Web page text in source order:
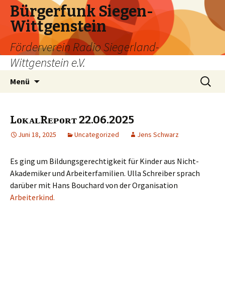
Bürgerfunk Siegen-
Wittgenstein
Förderverein Radio Siegerland-
Wittgenstein e.V.
Menü
Suche
nach:
LᴏᴋᴀʟRᴇᴘᴏʀᴛ 22.06.2025
Juni 18, 2025 Uncategorized Jens Schwarz
Es ging um Bildungsgerechtigkeit für Kinder aus Nicht-
Akademiker und Arbeiterfamilien. Ulla Schreiber sprach
darüber mit Hans Bouchard von der Organisation
Arbeiterkind.